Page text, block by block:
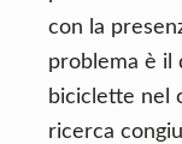
con la
problema è il
biciclette nel
ricerca